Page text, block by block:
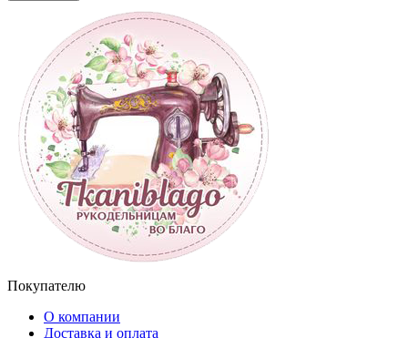
Покупателю
О компании
Доставка и оплата